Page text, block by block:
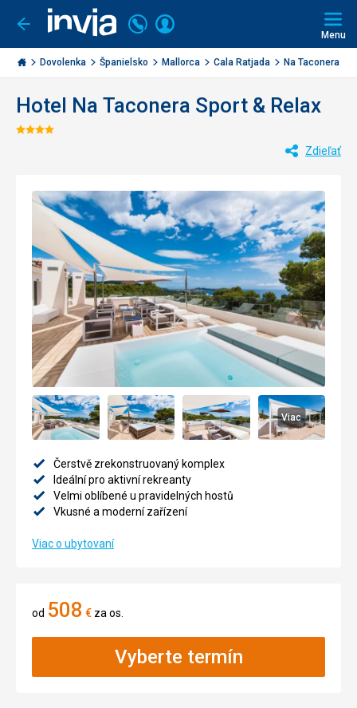
Ísť
späť
Invia.sk
Volajte
+421
2
3221
Prihlásiť
Menu
Dovolenka Španielsko Mallorca Cala Ratjada Na Taconera
Hotel Na Taconera Sport & Relax
Hodnotenie:
Zdieľať
Viac
Čerstvě zrekonstruovaný komplex
Ideální pro aktivní rekreanty
Velmi oblíbené u pravidelných hostů
Vkusné a moderní zařízení
Viac o ubytovaní
od 508 € za os.
Vyberte termín